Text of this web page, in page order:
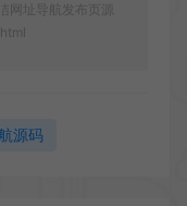
网址导航发布页源
源码